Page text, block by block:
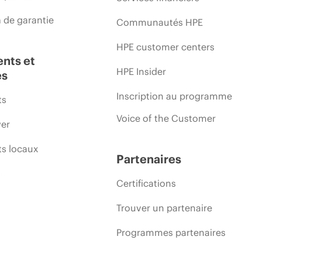
de garantie
et
locaux
Communautés HPE
HPE customer centers
HPE Insider
Inscription au programme
Voice of the Customer
Partenaires
Certifications
Trouver un partenaire
Programmes partenaires